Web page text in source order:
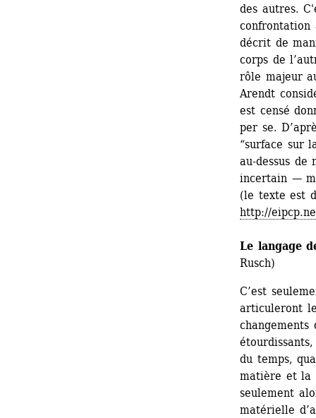
des autres.
confrontation
décrit de
corps de
rôle majeur
Arendt
est censé
per se.
“surface sur
au-dessus
incertain —
(le texte est
http://
Le langage
Rusch)
C’est
articuleront
du temps,
matière et la
seulement
matérielle